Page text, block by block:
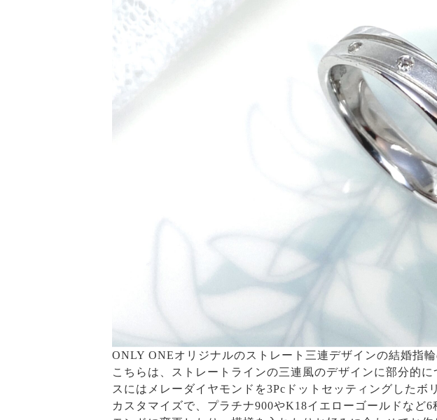
ONLY ONEオリジナルのストレート三連デザインの結婚指
こちらは、ストレートラインの三連風のデザインに部分的
スにはメレーダイヤモンドを3Pcドットセッティングしたボ
カスタマイズで、プラチナ900やK18イエローゴールドなど